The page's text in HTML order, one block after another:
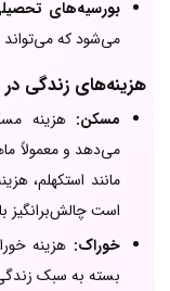
بورسیه‌های
می‌شود که
هزینه‌های زندگی
مسکن: هزینه
می‌دهد و معمولاً
مانند استکهلم،
است چالش‌برانگیز
خوراک: هزینه
بسته به سبک